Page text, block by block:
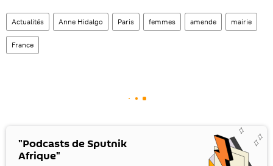
Actualités Anne Hidalgo Paris femmes amende mairie
France
"Podcasts de Sputnik
Afrique"